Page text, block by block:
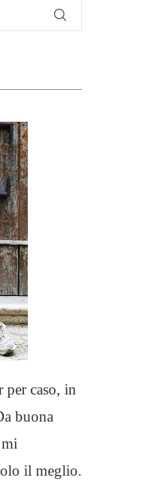
caso, in
buona
il meglio.